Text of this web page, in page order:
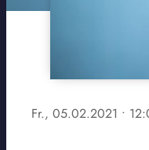
Fr., 05.02.2021 •